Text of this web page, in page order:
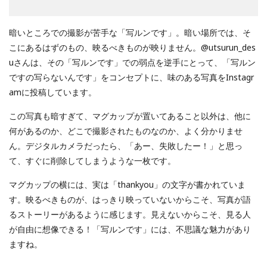
暗いところでの撮影が苦手な「写ルンです」。暗い場所では、そ
こにあるはずのもの、映るべきものが映りません。@utsurun_des
uさんは、その「写ルンです」での弱点を逆手にとって、「写ルン
ですの写らないんです」をコンセプトに、味のある写真をInstagr
amに投稿しています。
この写真も暗すぎて、マグカップが置いてあること以外は、他に
何があるのか、どこで撮影されたものなのか、よく分かりませ
ん。デジタルカメラだったら、「あー、失敗したー！」と思っ
て、すぐに削除してしまうような一枚です。
マグカップの横には、実は「thankyou」の文字が書かれていま
す。映るべきものが、はっきり映っていないからこそ、写真が語
るストーリーがあるように感じます。見えないからこそ、見る人
が自由に想像できる！「写ルンです」には、不思議な魅力があり
ますね。